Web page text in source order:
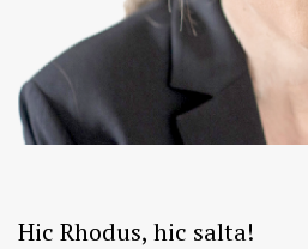
Hic Rhodus, hic salta!